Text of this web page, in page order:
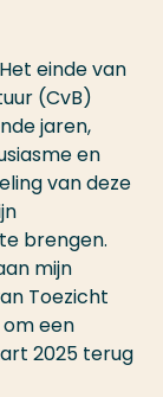
einde van
(CvB)
jaren,
en
van deze
brengen.
mijn
Toezicht
een
2025 terug